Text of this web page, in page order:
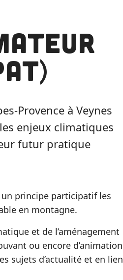
Provence à Veynes
enjeux climatiques
futur pratique
principe participatif les
en montagne.
et de l’aménagement
ou encore d’animation
sujets d’actualité et en lien